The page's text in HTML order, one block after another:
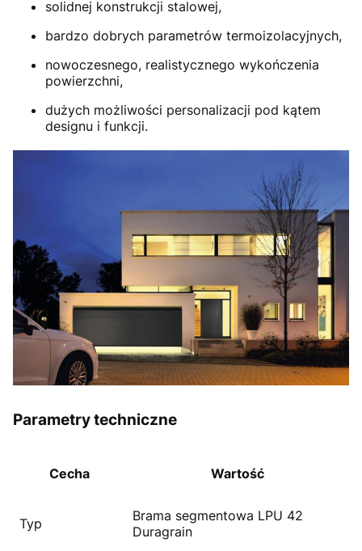
solidnej konstrukcji stalowej,
bardzo dobrych parametrów termoizolacyjnych,
nowoczesnego, realistycznego wykończenia
powierzchni,
dużych możliwości personalizacji pod kątem
designu i funkcji.
Parametry techniczne
Cecha Wartość
Typ
Brama segmentowa LPU 42
Duragrain